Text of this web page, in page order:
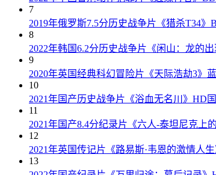
7
2019年俄罗斯7.5分历史战争片《猎杀T34》
8
2022年韩国6.2分历史战争片《闲山：龙的
9
2020年英国经典科幻冒险片《天际浩劫3》
10
2021年国产历史战争片《浴血无名川》HD
11
2021年国产8.4分纪录片《六人-泰坦尼克上
12
2021年英国传记片《路易斯·韦恩的激情人
13